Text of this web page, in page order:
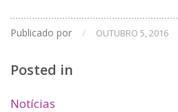
Publicado por / OUTUBRO 5, 2016
Posted in
Notícias